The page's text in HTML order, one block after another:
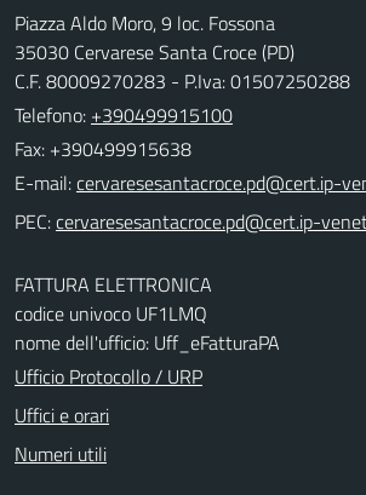
Piazza Aldo Moro, 9 loc. Fossona
35030 Cervarese Santa Croce (PD)
C.F. 80009270283 - P.Iva: 01507250288
Telefono: +390499915100
Fax: +390499915638
E-mail:
PEC:
FATTURA ELETTRONICA
codice univoco UF1LMQ
nome dell'ufficio: Uff_eFatturaPA
Ufficio Protocollo / URP
Uffici e orari
Numeri utili